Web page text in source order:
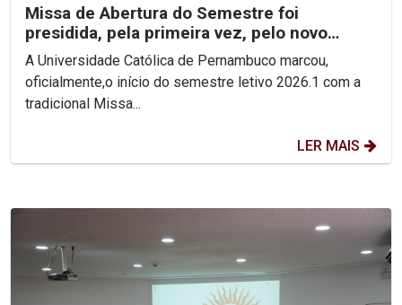
Missa de Abertura do Semestre foi
presidida, pela primeira vez, pelo novo
Reitor, Pe. Carlos Fritzen
A Universidade Católica de Pernambuco marcou,
oficialmente,o início do semestre letivo 2026.1 com a
tradicional Missa...
LER MAIS